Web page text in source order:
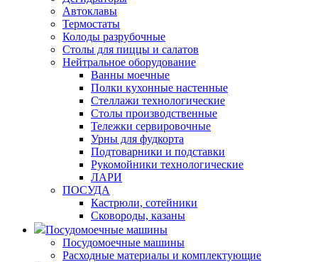
Автоклавы
Термостаты
Колоды разрубочные
Столы для пиццы и салатов
Нейтральное оборудование
Ванны моечные
Полки кухонные настенные
Стеллажи технологические
Столы производственные
Тележки сервировочные
Урны для фудкорта
Подтоварники и подставки
Рукомойники технологические
ЛАРИ
ПОСУДА
Кастрюли, сотейники
Сковороды, казаны
Посудомоечные машины
Посудомоечные машины
Расходные материалы и комплектующие